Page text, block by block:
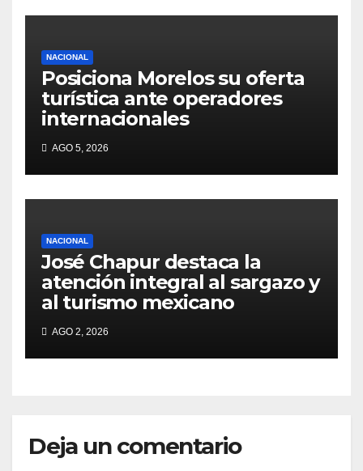
NACIONAL
Posiciona Morelos su oferta
turística ante operadores
internacionales
AGO 5, 2026
NACIONAL
José Chapur destaca la
atención integral al sargazo y
al turismo mexicano
AGO 2, 2026
Deja un comentario